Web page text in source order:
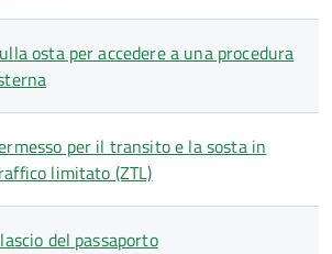
osta per accedere a una procedura
per il transito e la sosta in
limitato (ZTL)
del passaporto